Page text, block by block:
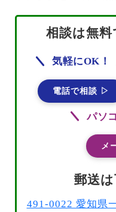
相談は無
気軽にOK！
電話で相談 ▷
パソ
メ
郵送
491-0022 愛知県